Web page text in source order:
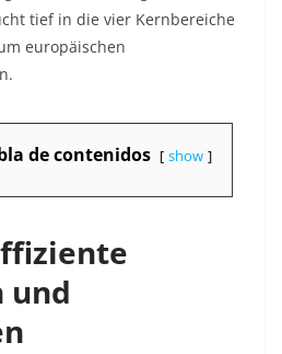
tief in die vier Kernbereiche
europäischen
de contenidos show
und